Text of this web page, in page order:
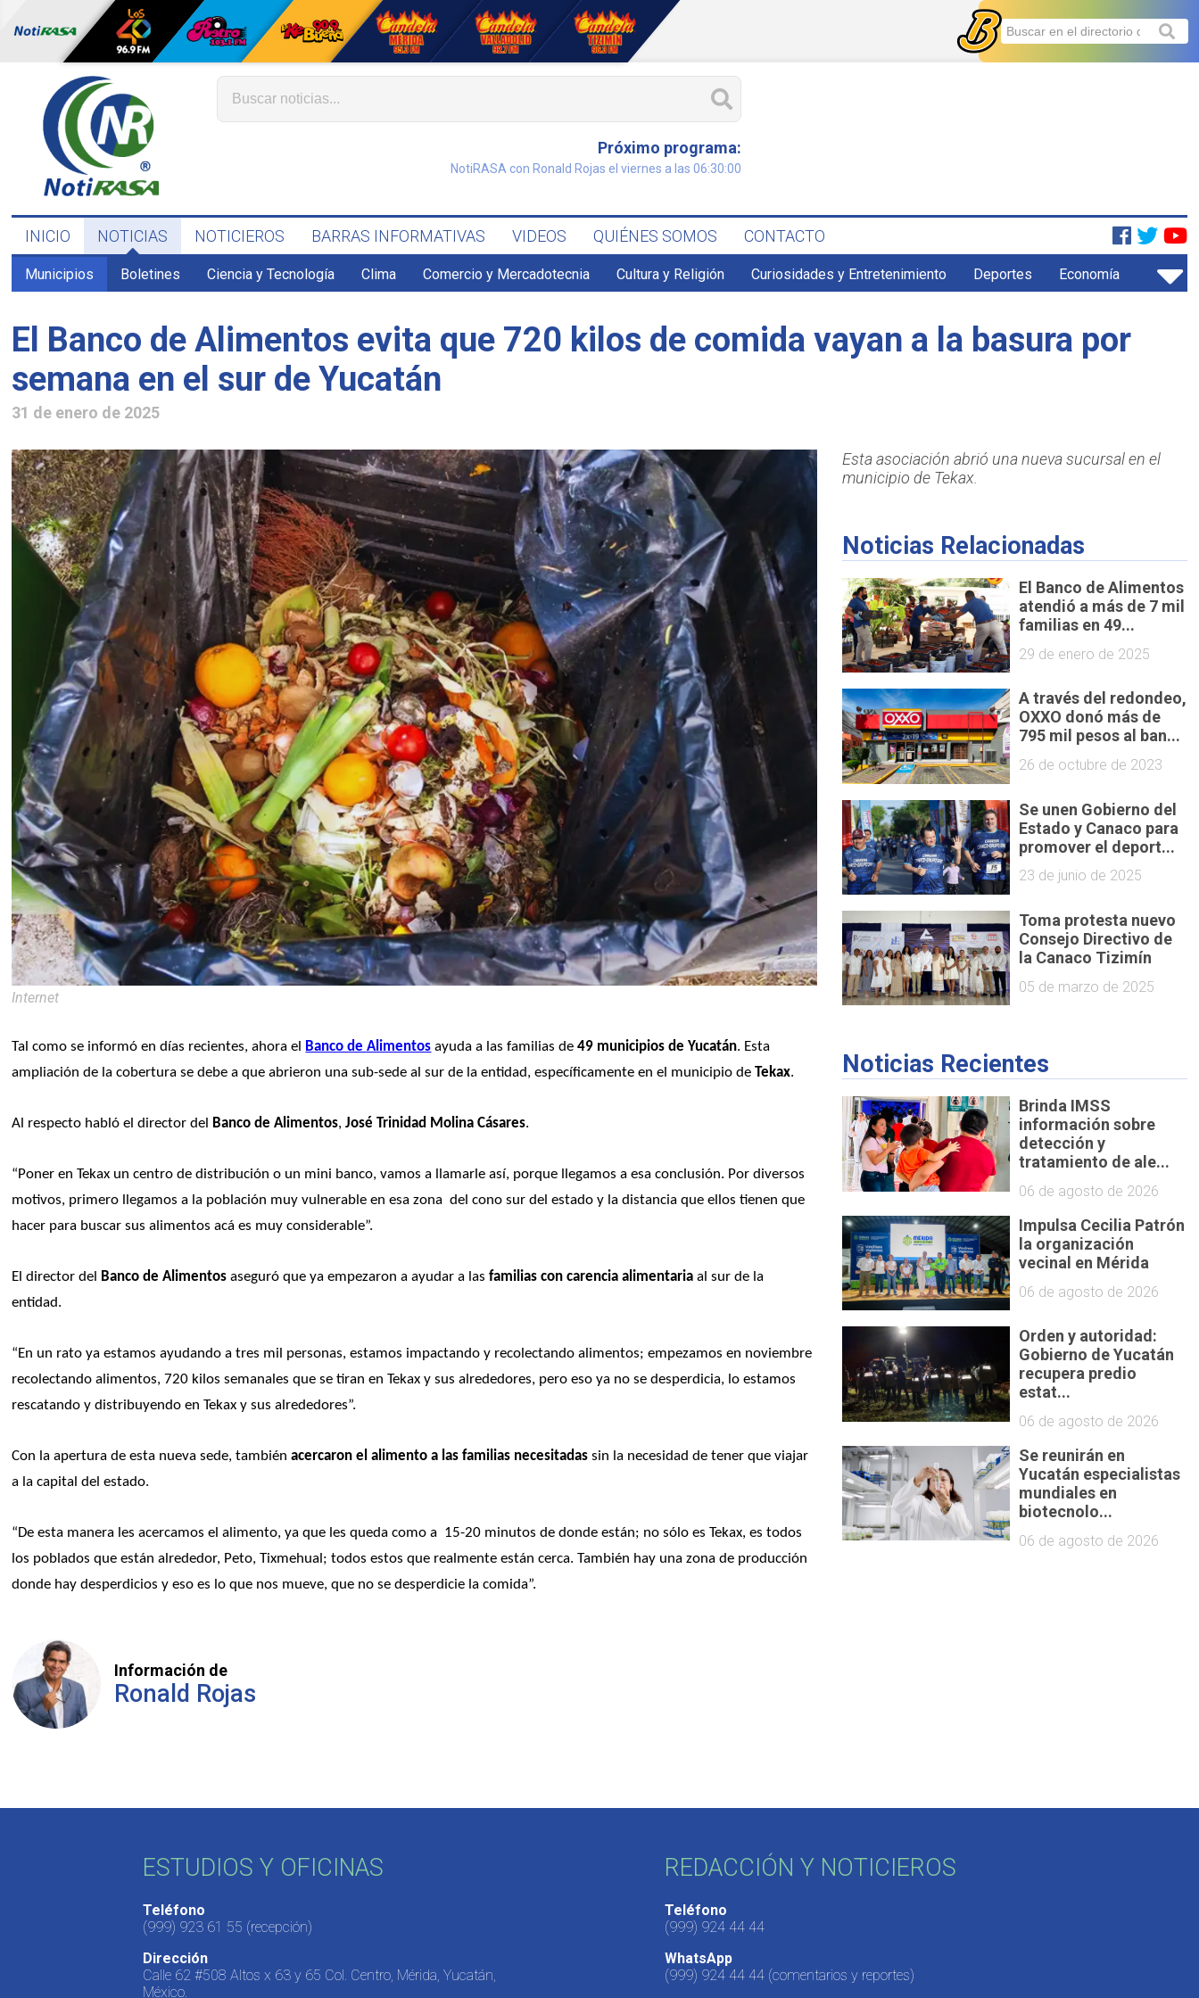
Próximo programa:
NotiRASA con Ronald Rojas el viernes a las 06:30:00
INICIO NOTICIAS NOTICIEROS BARRAS INFORMATIVAS VIDEOS QUIÉNES SOMOS CONTACTO
Municipios Boletines Ciencia y Tecnología Clima Comercio y Mercadotecnia Cultura y Religión Curiosidades y Entretenimiento Deportes Economía
El Banco de Alimentos evita que 720 kilos de comida vayan a la basura por
semana en el sur de Yucatán
31 de enero de 2025
Internet
Tal como se informó en días recientes, ahora el Banco de Alimentos ayuda a las familias de 49 municipios de Yucatán. Esta
ampliación de la cobertura se debe a que abrieron una sub-sede al sur de la entidad, específicamente en el municipio de Tekax.
Al respecto habló el director del Banco de Alimentos, José Trinidad Molina Cásares.
“Poner en Tekax un centro de distribución o un mini banco, vamos a llamarle así, porque llegamos a esa conclusión. Por diversos
motivos, primero llegamos a la población muy vulnerable en esa zona  del cono sur del estado y la distancia que ellos tienen que
hacer para buscar sus alimentos acá es muy considerable”.
El director del Banco de Alimentos aseguró que ya empezaron a ayudar a las familias con carencia alimentaria al sur de la
entidad.
“En un rato ya estamos ayudando a tres mil personas, estamos impactando y recolectando alimentos; empezamos en noviembre
recolectando alimentos, 720 kilos semanales que se tiran en Tekax y sus alrededores, pero eso ya no se desperdicia, lo estamos
rescatando y distribuyendo en Tekax y sus alrededores”.
Con la apertura de esta nueva sede, también acercaron el alimento a las familias necesitadas sin la necesidad de tener que viajar
a la capital del estado.
“De esta manera les acercamos el alimento, ya que les queda como a  15-20 minutos de donde están; no sólo es Tekax, es todos
los poblados que están alrededor, Peto, Tixmehual; todos estos que realmente están cerca. También hay una zona de producción
donde hay desperdicios y eso es lo que nos mueve, que no se desperdicie la comida”.
Información de
Ronald Rojas
Esta asociación abrió una nueva sucursal en el
municipio de Tekax.
Noticias Relacionadas
El Banco de Alimentos
atendió a más de 7 mil
familias en 49...
29 de enero de 2025
A través del redondeo,
OXXO donó más de
795 mil pesos al ban...
26 de octubre de 2023
Se unen Gobierno del
Estado y Canaco para
promover el deport...
23 de junio de 2025
Toma protesta nuevo
Consejo Directivo de
la Canaco Tizimín
05 de marzo de 2025
Noticias Recientes
Brinda IMSS
información sobre
detección y
tratamiento de ale...
06 de agosto de 2026
Impulsa Cecilia Patrón
la organización
vecinal en Mérida
06 de agosto de 2026
Orden y autoridad:
Gobierno de Yucatán
recupera predio
estat...
06 de agosto de 2026
Se reunirán en
Yucatán especialistas
mundiales en
biotecnolo...
06 de agosto de 2026
ESTUDIOS Y OFICINAS
Teléfono
(999) 923 61 55 (recepción)
Dirección
Calle 62 #508 Altos x 63 y 65 Col. Centro, Mérida, Yucatán,
México.
REDACCIÓN Y NOTICIEROS
Teléfono
(999) 924 44 44
WhatsApp
(999) 924 44 44 (comentarios y reportes)